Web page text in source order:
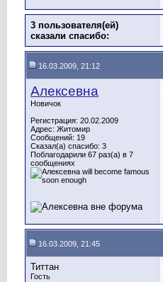
3 пользователя(ей)
сказали cпасибо:
16.03.2009, 21:12
Алексевна
Новичок
Регистрация: 20.02.2009
Адрес: Житомир
Сообщений: 19
Сказал(а) спасибо: 3
Поблагодарили 67 раз(а) в 7
сообщениях
16.03.2009, 21:45
Титтан
Гость